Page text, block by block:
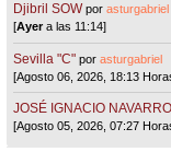
Djibril SOW porasturgabriel
[Ayera las 11:14]
Sevilla "C"porasturgabriel
[Agosto 06, 2026, 18:13
JOSÉ IGNACIO
[Agosto 05, 2026, 07:27